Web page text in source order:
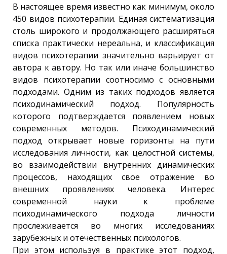
В настоящее время известно как минимум, около
450 видов психотерапии. Единая систематизация
столь широкого и продолжающего расширяться
списка практически нереальна, и классификация
видов психотерапии значительно варьирует от
автора к автору. Но так или иначе большинство
видов психотерапии соотносимо с основными
подходами. Одним из таких подходов является
психодинамический подход. Популярность
которого подтверждается появлением новых
современных методов. Психодинамический
подход открывает новые горизонты на пути
исследования личности, как целостной системы,
во взаимодействии внутренних динамических
процессов, находящих свое отражение во
внешних проявлениях человека. Интерес
современной науки к проблеме
психодинамического подхода личности
прослеживается во многих исследованиях
зарубежных и отечественных психологов.
При этом используя в практике этот подход,